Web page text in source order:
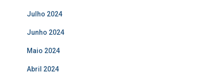
Julho 2024
Junho 2024
Maio 2024
Abril 2024